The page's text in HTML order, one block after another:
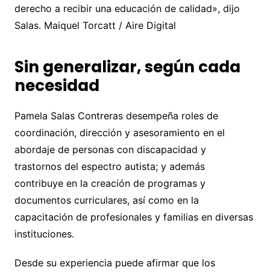
derecho a recibir una educación de calidad», dijo
Salas. Maiquel Torcatt / Aire Digital
Sin generalizar, según cada
necesidad
Pamela Salas Contreras desempeña roles de
coordinación, dirección y asesoramiento en el
abordaje de personas con discapacidad y
trastornos del espectro autista; y además
contribuye en la creación de programas y
documentos curriculares, así como en la
capacitación de profesionales y familias en diversas
instituciones.
Desde su experiencia puede afirmar que los